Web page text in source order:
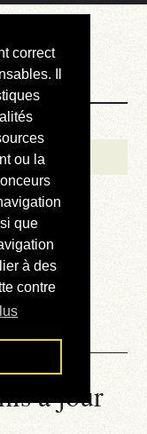
correct
Il
ou la
que
à des
contre
à jour